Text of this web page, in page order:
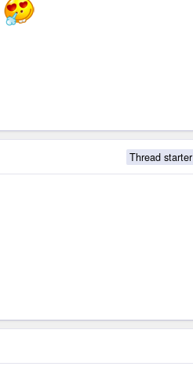
Thread starter